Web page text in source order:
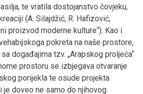
te vratila dostojanstvo čovjeku,
(A. Silajdžić, R. Hafizović,
proizvod moderne kulture“). Kao i
pokreta na naše prostore,
događajima tzv. „Arapskog proljeća“
prostoru se izbjegava otvaranje
porijekla te osude projekta
je doveo ne samo do njihovog